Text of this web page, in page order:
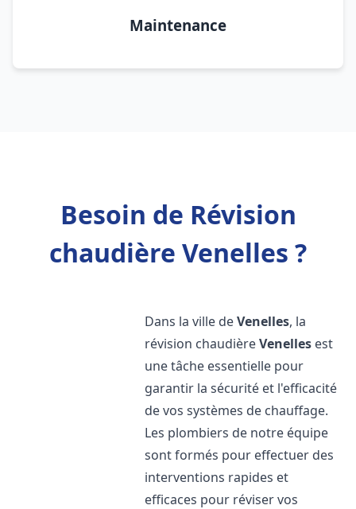
Maintenance
Besoin de Révision
chaudière Venelles ?
Dans la ville deVenelles, la
révision chaudièreVenelles est
une tâche essentielle pour
garantir la sécurité et l'efficacité
de vos systèmes de chauffage.
Les plombiers de notre équipe
sont formés pour effectuer des
interventions rapides et
efficaces pour réviser vos